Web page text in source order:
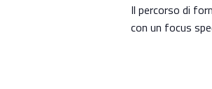
Il percorso di
con un focus